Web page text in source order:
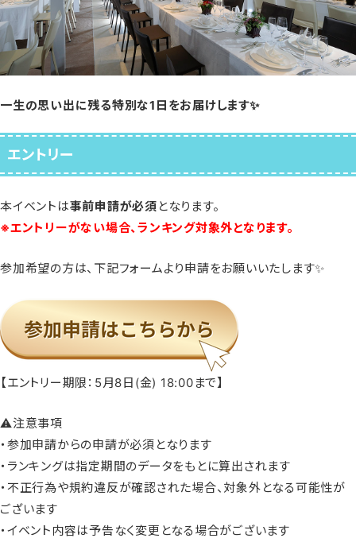
一生の思い出に残る特別な1日をお届けします✨
エントリー
本イベントは事前申請が必須 となります。
※エントリーがない場合、ランキング対象外となります。
参加希望の方は、下記フォームより申請をお願いいたします✨
【エントリー期限：5月8日(金) 18:00まで】
⚠️注意事項
・参加申請からの申請が必須となります
・ランキングは指定期間のデータをもとに算出されます
・不正行為や規約違反が確認された場合、対象外となる可能性が
ございます
・イベント内容は予告なく変更となる場合がございます